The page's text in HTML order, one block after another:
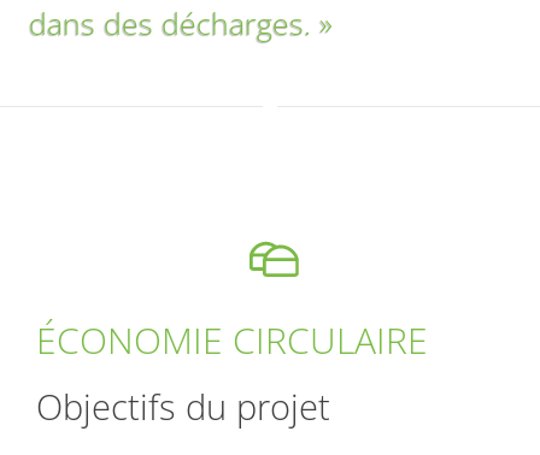
dans des décharges. »
ÉCONOMIE CIRCULAIRE
Objectifs du projet